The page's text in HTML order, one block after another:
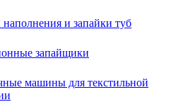
и запайки туб
запайщики
машины для текстильной